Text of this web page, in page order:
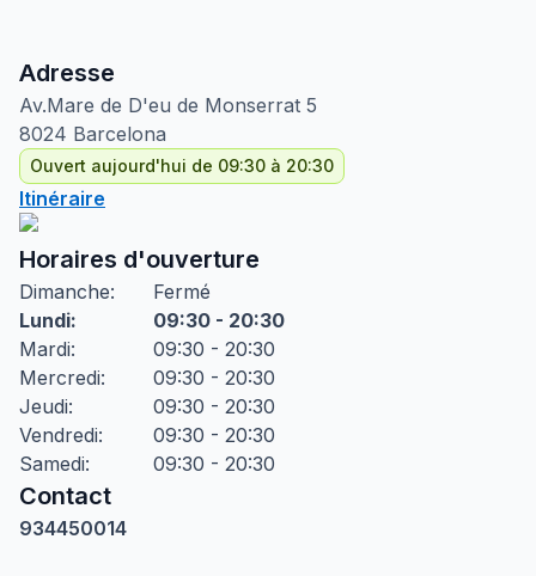
Adresse
Av.Mare de D'eu de Monserrat 5
8024 Barcelona
Ouvert aujourd'hui de 09:30 à 20:30
Itinéraire
Horaires d'ouverture
Dimanche:
Fermé
Lundi:
09:30 - 20:30
Mardi:
09:30 - 20:30
Mercredi:
09:30 - 20:30
Jeudi:
09:30 - 20:30
Vendredi:
09:30 - 20:30
Samedi: 09:30 - 20:30
Contact
934450014